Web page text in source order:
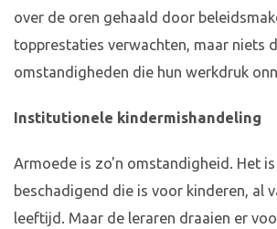
over de oren gehaald door
topprestaties verwachten, maar niets
omstandigheden die hun werkdruk
Institutionele kindermishandeling
Armoede is zo'n omstandigheid. Het
beschadigend die is voor kinderen, al
leeftijd. Maar de leraren draaien er